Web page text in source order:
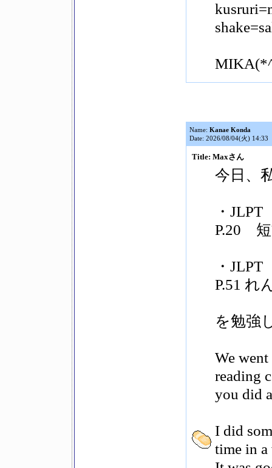
Name: Kanae Konda
Date: 2026/08/04(火) 14:33
Title: Maxさん
今日、
・JLPT
P.20
・JLPT
P.51 れ
を勉強
We
reading
you did
I did
time in